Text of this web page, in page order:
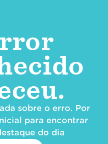
sobre o erro. Por
para encontrar
do dia